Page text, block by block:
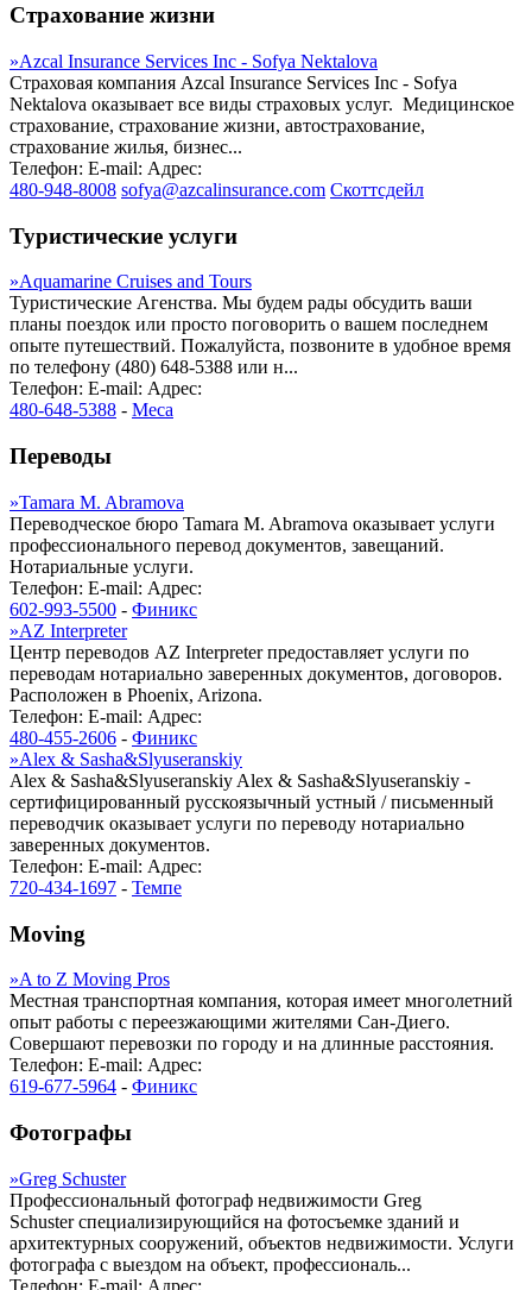
Страхование жизни
»Azcal Insurance Services Inc - Sofya Nektalova
Страховая компания Azcal Insurance Services Inc - Sofya
Nektalova оказывает все виды страховых услуг. Медицинское
страхование, страхование жизни, автострахование,
страхование жилья, бизнес...
Телефон: E-mail: Адрес:
480-948-8008 sofya@azcalinsurance.com Скоттсдейл
Туристические услуги
»Aquamarine Cruises and Tours
Туристические Агенства. Мы будем рады обсудить ваши
планы поездок или просто поговорить о вашем последнем
опыте путешествий. Пожалуйста, позвоните в удобное время
по телефону (480) 648-5388 или н...
Телефон: E-mail: Адрес:
480-648-5388 - Меса
Переводы
»Tamara M. Abramova
Переводческое бюро Tamara M. Abramova оказывает услуги
профессионального перевод документов, завещаний.
Нотариальные услуги.
Телефон: E-mail: Адрес:
602-993-5500 - Финикс
»AZ Interpreter
Центр переводов AZ Interpreter предоставляет услуги по
переводам нотариально заверенных документов, договоров.
Расположен в Phoenix, Arizona.
Телефон: E-mail: Адрес:
480-455-2606 - Финикс
»Alex & Sasha&Slyuseranskiy
Alex & Sasha&Slyuseranskiy Alex & Sasha&Slyuseranskiy -
сертифицированный русскоязычный устный / письменный
переводчик оказывает услуги по переводу нотариально
заверенных документов.
Телефон: E-mail: Адрес:
720-434-1697 - Темпе
Moving
»A to Z Moving Pros
Местная транспортная компания, которая имеет многолетний
опыт работы с переезжающими жителями Сан-Диего.
Совершают перевозки по городу и на длинные расстояния.
Телефон: E-mail: Адрес:
619-677-5964 - Финикс
Фотографы
»Greg Schuster
Профессиональный фотограф недвижимости Greg
Schuster специализирующийся на фотосъемке зданий и
архитектурных сооружений, объектов недвижимости. Услуги
фотографа с выездом на объект, профессиональ...
Телефон: E-mail: Адрес: